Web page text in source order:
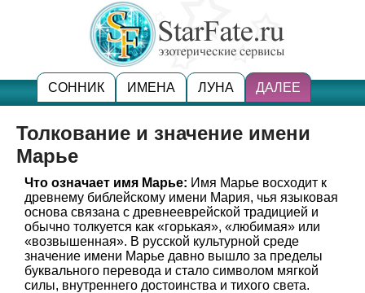
СОННИК ИМЕНА ЛУНА ДАЛЕЕ
Толкование и значение имени
Марье
Что означает имя Марье: Имя Марье восходит к
древнему библейскому имени Мария, чья языковая
основа связана с древнееврейской традицией и
обычно толкуется как «горькая», «любимая» или
«возвышенная». В русской культурной среде
значение имени Марье давно вышло за пределы
буквального перевода и стало символом мягкой
силы, внутреннего достоинства и тихого света.